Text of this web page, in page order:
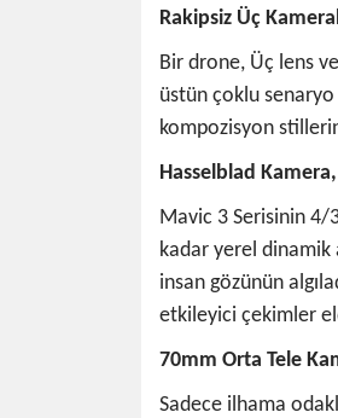
Rakipsiz Üç
Bir drone, Üç lens
üstün çoklu senaryo
kompozisyon
Hasselblad
Mavic 3 Serisinin 4/
kadar yerel dinamik
insan gözünün
etkileyici çekimler
70mm Orta Tele
Sadece ilhama